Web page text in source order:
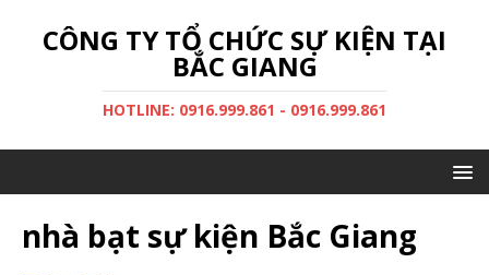
CÔNG TY TỔ CHỨC SỰ KIỆN TẠI
BẮC GIANG
HOTLINE: 0916.999.861 - 0916.999.861
nhà bạt sự kiện Bắc Giang